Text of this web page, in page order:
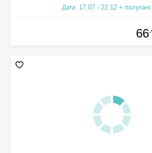
Дата: 17.07 - 22.12 +
66